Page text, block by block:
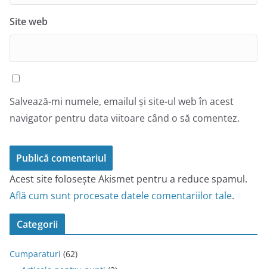
Site web
Salvează-mi numele, emailul și site-ul web în acest
navigator pentru data viitoare când o să comentez.
Acest site folosește Akismet pentru a reduce spamul.
Află cum sunt procesate datele comentariilor tale.
Categorii
Cumparaturi (62)